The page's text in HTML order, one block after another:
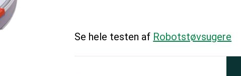
Se hele testen af Robotstøvsugere